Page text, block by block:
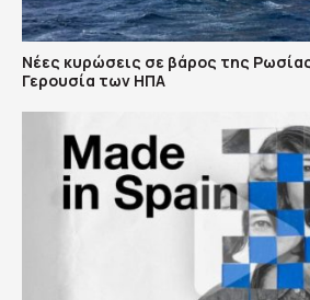
Νέες κυρώσεις σε βάρος της Ρωσίας
Γερουσία των ΗΠΑ